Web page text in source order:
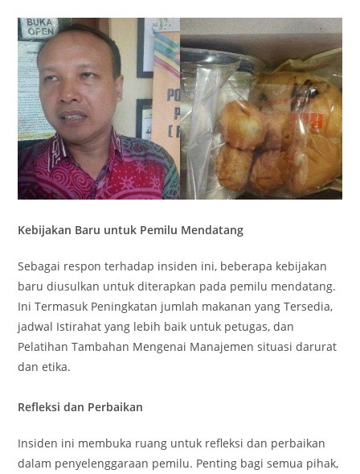
Kebijakan Baru untuk Pemilu Mendatang
Sebagai respon terhadap insiden ini, beberapa kebijakan
baru diusulkan untuk diterapkan pada pemilu mendatang.
Ini Termasuk Peningkatan jumlah makanan yang Tersedia,
jadwal Istirahat yang lebih baik untuk petugas, dan
Pelatihan Tambahan Mengenai Manajemen situasi darurat
dan etika.
Refleksi dan Perbaikan
Insiden ini membuka ruang untuk refleksi dan perbaikan
dalam penyelenggaraan pemilu. Penting bagi semua pihak,